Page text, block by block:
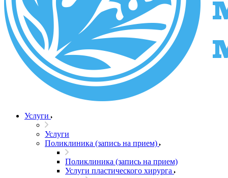
Услуги
Услуги
Поликлиника (запись на прием)
Поликлиника (запись на прием)
Услуги пластического хирурга